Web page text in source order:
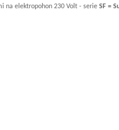
na elektropohon 230 Volt - serie SF =